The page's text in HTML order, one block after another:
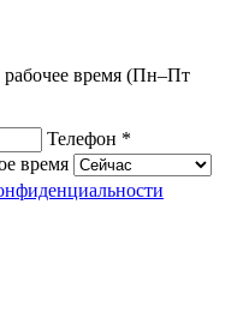
время (Пн–Пт
Телефон *
время